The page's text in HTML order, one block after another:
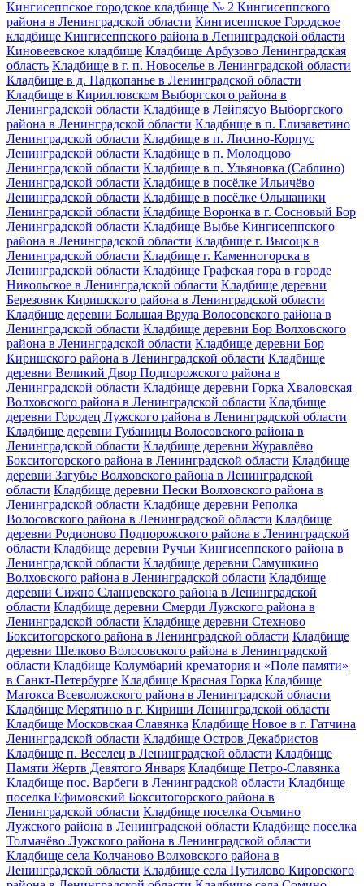
Кингисеппское городское кладбище № 2 Кингисеппского
района в Ленинградской области Кингисеппское Городское
кладбище Кингисеппского района в Ленинградской области
Киновеевское кладбище Кладбище Арбузово Ленинградская
область Кладбище в г. п. Новоселье в Ленинградской области
Кладбище в д. Надкопанье в Ленинградской области
Кладбище в Кирилловском Выборгского района в
Ленинградской области Кладбище в Лейпясуо Выборгского
района в Ленинградской области Кладбище в п. Елизаветино
Ленинградской области Кладбище в п. Лисино-Корпус
Ленинградской области Кладбище в п. Молодцово
Ленинградской области Кладбище в п. Ульяновка (Саблино)
Ленинградской области Кладбище в посёлке Ильичёво
Ленинградской области Кладбище в посёлке Ольшаники
Ленинградской области Кладбище Воронка в г. Сосновый Бор
Ленинградской области Кладбище Выбье Кингисеппского
района в Ленинградской области Кладбище г. Высоцк в
Ленинградской области Кладбище г. Каменногорска в
Ленинградской области Кладбище Графская гора в городе
Никольское в Ленинградской области Кладбище деревни
Березовик Киришского района в Ленинградской области
Кладбище деревни Большая Вруда Волосовского района в
Ленинградской области Кладбище деревни Бор Волховского
района в Ленинградской области Кладбище деревни Бор
Киришского района в Ленинградской области Кладбище
деревни Великий Двор Подпорожского района в
Ленинградской области Кладбище деревни Горка Хваловская
Волховского района в Ленинградской области Кладбище
деревни Городец Лужского района в Ленинградской области
Кладбище деревни Губаницы Волосовского района в
Ленинградской области Кладбище деревни Журавлёво
Бокситогорского района в Ленинградской области Кладбище
деревни Загубье Волховского района в Ленинградской
области Кладбище деревни Пески Волховского района в
Ленинградской области Кладбище деревни Реполка
Волосовского района в Ленинградской области Кладбище
деревни Родионово Подпорожского района в Ленинградской
области Кладбище деревни Ручьи Кингисеппского района в
Ленинградской области Кладбище деревни Самушкино
Волховского района в Ленинградской области Кладбище
деревни Сижно Сланцевского района в Ленинградской
области Кладбище деревни Смерди Лужского района в
Ленинградской области Кладбище деревни Стехново
Бокситогорского района в Ленинградской области Кладбище
деревни Шелково Волосовского района в Ленинградской
области Кладбище Колумбарий крематория и «Поле памяти»
в Санкт-Петербурге Кладбище Красная Горка Кладбище
Матокса Всеволожского района в Ленинградской области
Кладбище Мерятино в г. Кириши Ленинградской области
Кладбище Московская Славянка Кладбище Новое в г. Гатчина
Ленинградской области Кладбище Остров Декабристов
Кладбище п. Веселец в Ленинградской области Кладбище
Памяти Жертв Девятого Января Кладбище Петро-Славянка
Кладбище пос. Варбеги в Ленинградской области Кладбище
поселка Ефимовский Бокситогорского района в
Ленинградской области Кладбище поселка Осьмино
Лужского района в Ленинградской области Кладбище поселка
Толмачёво Лужского района в Ленинградской области
Кладбище села Колчаново Волховского района в
Ленинградской области Кладбище села Путилово Кировского